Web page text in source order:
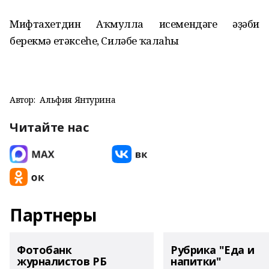
Мифтахетдин Аҡмулла исемендәге әҙәби
берекмә етәксеһе, Силәбе ҡалаһы
Автор: Альфия Янтурина
Читайте нас
Партнеры
Фотобанк
журналистов РБ
Рубрика "Еда и
напитки"